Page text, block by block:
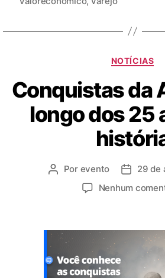
NOTÍCIAS
Conquistas da
longo dos 25
Por evento
29 de
Nenhum